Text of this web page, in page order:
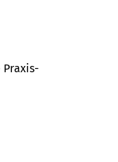
Praxis-